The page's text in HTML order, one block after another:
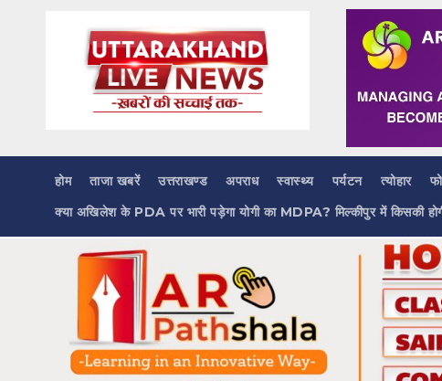
होम ताजा खबरें उत्तराखण्ड अपराध स्वास्थ्य पर्यटन त्योहार
क्या अखिलेश के PDA पर भारी पड़ेगा योगी का MDPA? मिल्कीपुर में किसकी